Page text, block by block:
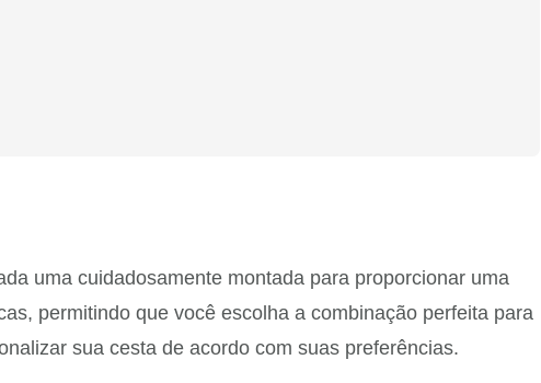
uma cuidadosamente montada para proporcionar uma
permitindo que você escolha a combinação perfeita para
sua cesta de acordo com suas preferências.